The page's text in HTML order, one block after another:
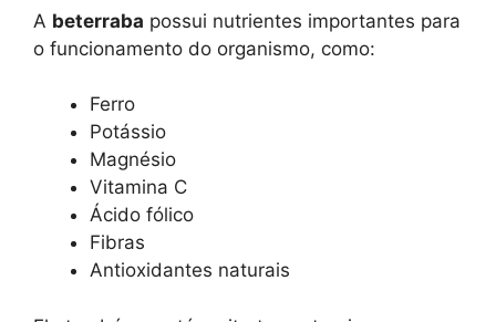
A beterraba possui nutrientes importantes para
o funcionamento do organismo, como:
Ferro
Potássio
Magnésio
Vitamina C
Ácido fólico
Fibras
Antioxidantes naturais